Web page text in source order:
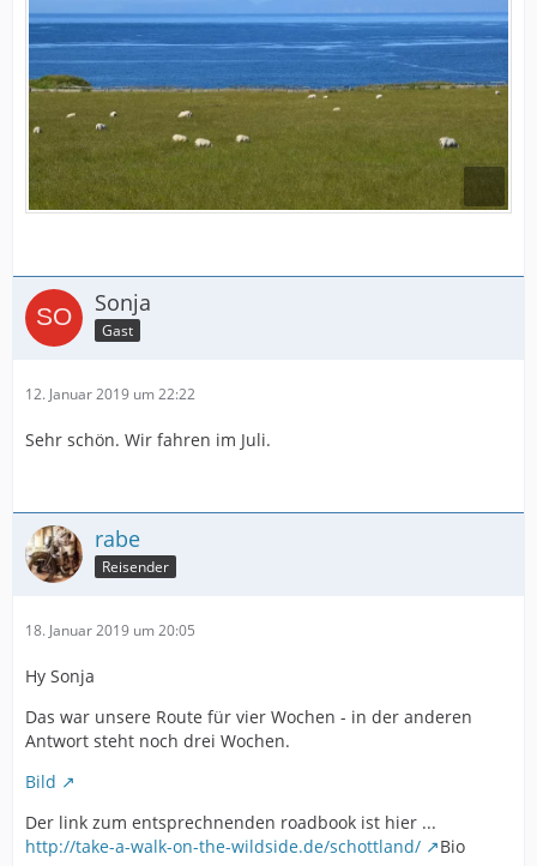
Sonja
Gast
12. Januar 2019 um 22:22
Sehr schön. Wir fahren im Juli.
rabe
Reisender
18. Januar 2019 um 20:05
Hy Sonja
Das war unsere Route für vier Wochen - in der anderen
Antwort steht noch drei Wochen.
Bild
Der link zum entsprechnenden roadbook ist hier ...
http://take-a-walk-on-the-wildside.de/schottland/
Bio